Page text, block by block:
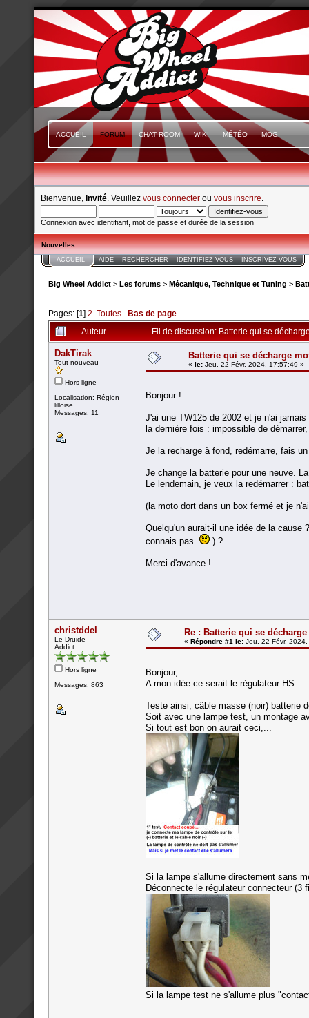
ACCUEIL FORUM CHAT ROOM WIKI MÉTÉO MOG
Bienvenue, Invité . Veuillez vous connecter ou vous inscrire
Connexion avec identifiant, mot de passe et durée de la session
Nouvelles:
ACCUEIL AIDE RECHERCHER IDENTIFIEZ-VOUS INSCRIVEZ-VOUS
Big Wheel Addict > Les forums > Mécanique, Technique et Tuning >
Pages: [1] 2 Toutes
Bas de page
Auteur
Fil de discussion: Batterie qui se
DakTirak
Tout nouveau
Hors ligne
Localisation: Région
lilloise
Messages: 11
Batterie qui se décharge
« le: Jeu. 22 Févr. 2024, 17:57:49 »
Bonjour !
J'ai une TW125 de 2002 et je n'ai
la dernière fois : impossible de
Je la recharge à fond, redémarre, fais
Je change la batterie pour une neuve.
Le lendemain, je veux la redémarrer :
(la moto dort dans un box fermé et je
Quelqu'un aurait-il une idée de la cause
connais pas
) ?
Merci d'avance !
christddel
Le Druide
Addict
Hors ligne
Messages: 863
Re : Batterie qui se
« Répondre #1 le: Jeu. 22 Févr.
Bonjour,
A mon idée ce serait le régulateur HS...
Teste ainsi, câble masse (noir) batterie
Soit avec une lampe test, un montage
Si tout est bon on aurait ceci,...
Si la lampe s'allume directement sans
Déconnecte le régulateur connecteur (3
Si la lampe test ne s'allume plus